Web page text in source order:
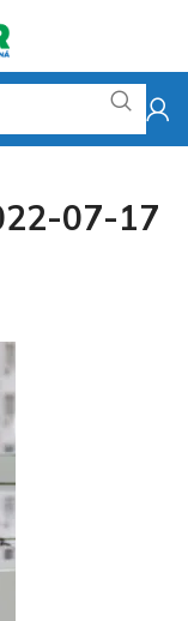
07-17